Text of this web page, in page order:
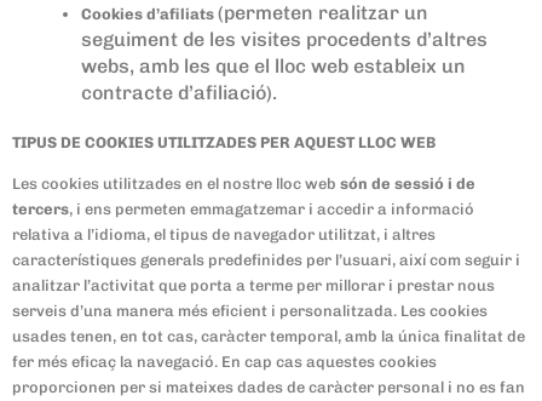
Cookies d’afiliats(permeten realitzar un
seguiment de les visites procedents d’altres
webs, amb les que el lloc web estableix un
contracte d’afiliació).
TIPUS DE COOKIES UTILITZADES PER AQUEST LLOC WEB
Les cookies utilitzades en el nostre lloc web són de sessió i de
tercers, i ens permeten emmagatzemar i accedir a informació
relativa a l’idioma, el tipus de navegador utilitzat, i altres
característiques generals predefinides per l’usuari, així com seguir i
analitzar l’activitat que porta a terme per millorar i prestar nous
serveis d’una manera més eficient i personalitzada. Les cookies
usades tenen, en tot cas, caràcter temporal, amb la única finalitat de
fer més eficaç la navegació. En cap cas aquestes cookies
proporcionen per si mateixes dades de caràcter personal i no es fan